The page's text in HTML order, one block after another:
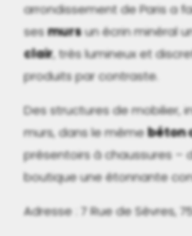
arrondissement de Paris a
sesmursun écrin minéral
clair, très lumineux et
produits par contraste.
Des structures de mobilier,
murs, dans le mêmebéton
présentoirs à chaussures –
boutique une étonnante
Adresse : 7 Rue de Sèvres,